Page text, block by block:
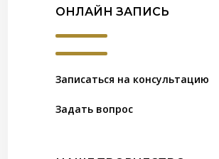
ОНЛАЙН ЗАПИСЬ
Записаться на консультацию
Задать вопрос